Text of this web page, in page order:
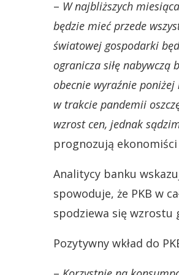
– W najbliższych
będzie mieć przede
światowej gospodarki
ogranicza siłę nabywczą
obecnie wyraźnie
w trakcie pandemii
wzrost cen, jednak
prognozują
Analitycy banku
spowoduje, że PKB w
spodziewa się wzrostu
Pozytywny wkład do